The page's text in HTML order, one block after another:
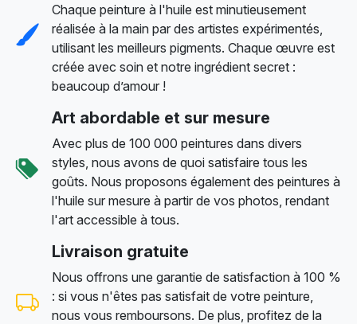
Chaque peinture à l'huile est minutieusement
réalisée à la main par des artistes expérimentés,
utilisant les meilleurs pigments. Chaque œuvre est
créée avec soin et notre ingrédient secret :
beaucoup d’amour !
Art abordable et sur mesure
Avec plus de 100 000 peintures dans divers
styles, nous avons de quoi satisfaire tous les
goûts. Nous proposons également des peintures à
l'huile sur mesure à partir de vos photos, rendant
l'art accessible à tous.
Livraison gratuite
Nous offrons une garantie de satisfaction à 100 %
: si vous n'êtes pas satisfait de votre peinture,
nous vous remboursons. De plus, profitez de la